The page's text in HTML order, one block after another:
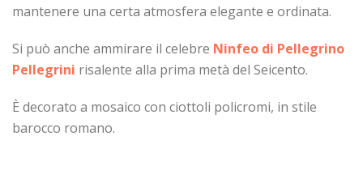
mantenere una certa atmosfera elegante e ordinata.
Si può anche ammirare il celebre Ninfeo di Pellegrino
Pellegrini risalente alla prima metà del Seicento.
È decorato a mosaico con ciottoli policromi, in stile
barocco romano.